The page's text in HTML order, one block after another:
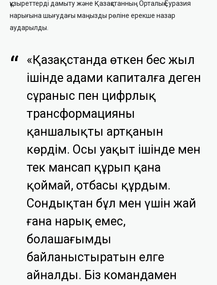
құзыреттерді дамыту және Қазақстанның Орталық Еуразия
нарығына шығудағы маңызды рөліне ерекше назар
аударылды.
«Қазақстанда өткен бес жыл
ішінде адами капиталға деген
сұраныс пен цифрлық
трансформацияның
қаншалықты артқанын
көрдім. Осы уақыт ішінде мен
тек мансап құрып қана
қоймай, отбасы құрдым.
Сондықтан бұл мен үшін жай
ғана нарық емес,
болашағымды
байланыстыратын елге
айналды. Біз командамен